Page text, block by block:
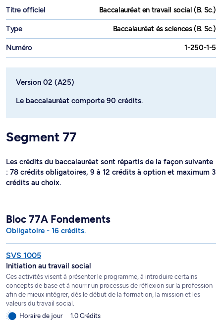
Titre officiel Baccalauréat en travail social (B. Sc.)
Type Baccalauréat ès sciences (B. Sc.)
Numéro 1-250-1-5
Version 02 (A25)
Le baccalauréat comporte 90 crédits.
Segment 77
Les crédits du baccalauréat sont répartis de la façon suivante
: 78 crédits obligatoires, 9 à 12 crédits à option et maximum 3
crédits au choix.
Bloc 77A Fondements
Obligatoire - 16 crédits.
SVS 1005
Initiation au travail social
Ces activités visent à présenter le programme, à introduire certains
concepts de base et à nourrir un processus de réflexion sur la profession
afin de mieux intégrer, dès le début de la formation, la mission et les
valeurs du travail social.
Horaire de jour
1.0 Crédits